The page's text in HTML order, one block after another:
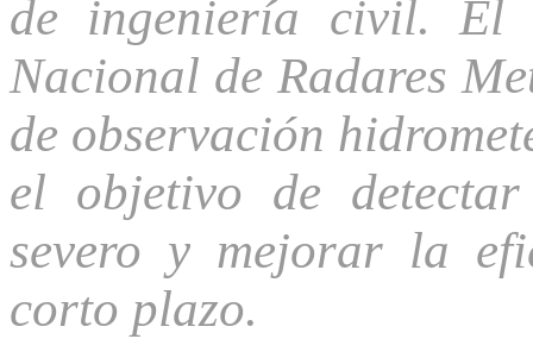
de ingeniería civil. El
Nacional de Radares
de observación
el objetivo de
severo y mejorar la
corto plazo.